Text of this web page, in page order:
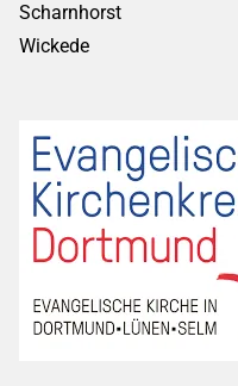
Scharnhorst
Wickede